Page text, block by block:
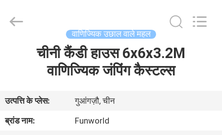
वीडियो
Limited.
वाणिज्यिक उछाल वाले महल
चीनी कैंडी हाउस 6x6x3.2M
वाणिज्यिक जंपिंग कैस्टल्स
उत्पत्ति के प्लेस:
गुआंगज़ौ, चीन
ब्रांड नाम:
Funworld